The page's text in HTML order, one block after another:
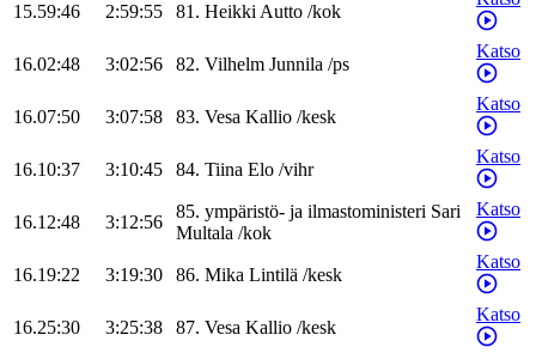
15.59:46 2:59:55 81. HeikkiAutto /kok
16.02:48 3:02:56 82. Vilhelm Junnila /ps
Katso
16.07:50 3:07:58 83. Vesa Kallio /kesk
Katso
16.10:37 3:10:45 84. Tiina Elo /vihr
Katso
16.12:48 3:12:56
85. ympäristö- ja ilmastoministeri Sari
Multala /kok
Katso
16.19:22 3:19:30 86. Mika Lintilä /kesk
Katso
16.25:30 3:25:38 87. Vesa Kallio /kesk
Katso